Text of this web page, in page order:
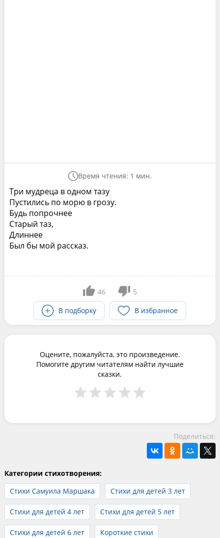
Время чтения: 1 мин.
Три мудреца в одном тазу
Пустились по морю в грозу.
Будь попрочнее
Старый таз,
Длиннее
Был бы мой рассказ.
46
5
В подборку
В избранное
Оцените, пожалуйста, это произведение.
Помогите другим читателям найти лучшие
сказки.
Поделиться:
Категории стихотворения:
Стихи Самуила Маршака
Стихи для детей 3 лет
Стихи для детей 4 лет Стихи для детей 5 лет
Стихи для детей 6 лет Короткие стихи